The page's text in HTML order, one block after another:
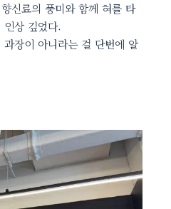
신료의 풍미와 함께 혀를 타
인상 깊었다.
과장이 아니라는 걸 단번에 알